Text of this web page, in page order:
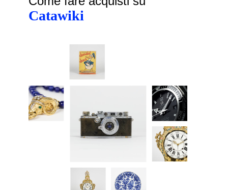
Catawiki